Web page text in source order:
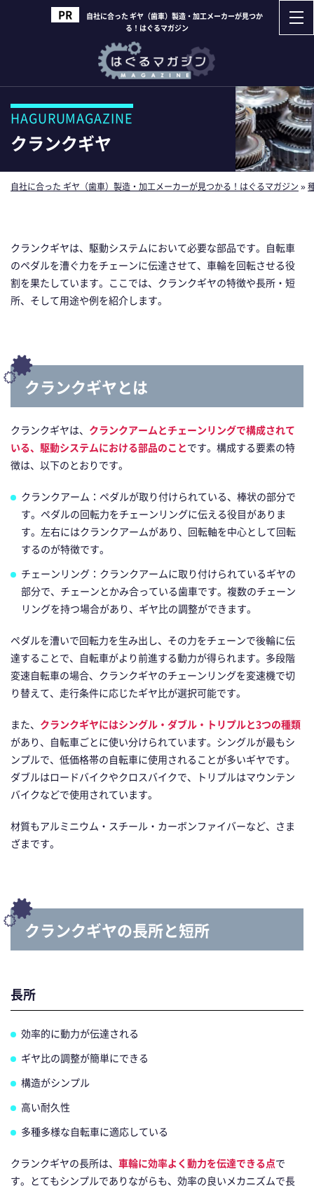
自社に合った ギヤ（歯車）製造・加工メーカーが見つか
る！はぐるマガジン
HAGURUMAGAZINE
クランクギヤ
自社に合った ギヤ（歯車）製造・加工メーカーが見つかる！はぐるマガジン »
クランクギヤは、駆動システムにおいて必要な部品です。自転車
のペダルを漕ぐ力をチェーンに伝達させて、車輪を回転させる役
割を果たしています。ここでは、クランクギヤの特徴や長所・短
所、そして用途や例を紹介します。
クランクギヤとは
クランクギヤは、 クランクアームとチェーンリングで構成されて
いる、駆動システムにおける部品のことです。構成する要素の特
徴は、以下のとおりです。
クランクアーム：ペダルが取り付けられている、棒状の部分で
す。ペダルの回転力をチェーンリングに伝える役目がありま
す。左右にはクランクアームがあり、回転軸を中心として回転
するのが特徴です。
チェーンリング：クランクアームに取り付けられているギヤの
部分で、チェーンとかみ合っている歯車です。複数のチェーン
リングを持つ場合があり、ギヤ比の調整ができます。
ペダルを漕いで回転力を生み出し、その力をチェーンで後輪に伝
達することで、自転車がより前進する動力が得られます。多段階
変速自転車の場合、クランクギヤのチェーンリングを変速機で切
り替えて、走行条件に応じたギヤ比が選択可能です。
また、 クランクギヤにはシングル・ダブル・トリプルと3つの種類
があり、自転車ごとに使い分けられています。シングルが最もシ
ンプルで、低価格帯の自転車に使用されることが多いギヤです。
ダブルはロードバイクやクロスバイクで、トリプルはマウンテン
バイクなどで使用されています。
材質もアルミニウム・スチール・カーボンファイバーなど、さま
ざまです。
クランクギヤの長所と短所
長所
効率的に動力が伝達される
ギヤ比の調整が簡単にできる
構造がシンプル
高い耐久性
多種多様な自転車に適応している
クランクギヤの長所は、 車輪に効率よく動力を伝達できる点で
す。とてもシンプルでありながらも、効率の良いメカニズムで長